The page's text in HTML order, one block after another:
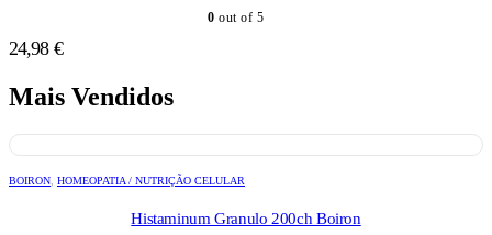
0 out of 5
24,98 €
Mais Vendidos
BOIRON HOMEOPATIA / NUTRIÇÃO CELULAR
Histaminum Granulo 200ch Boiron